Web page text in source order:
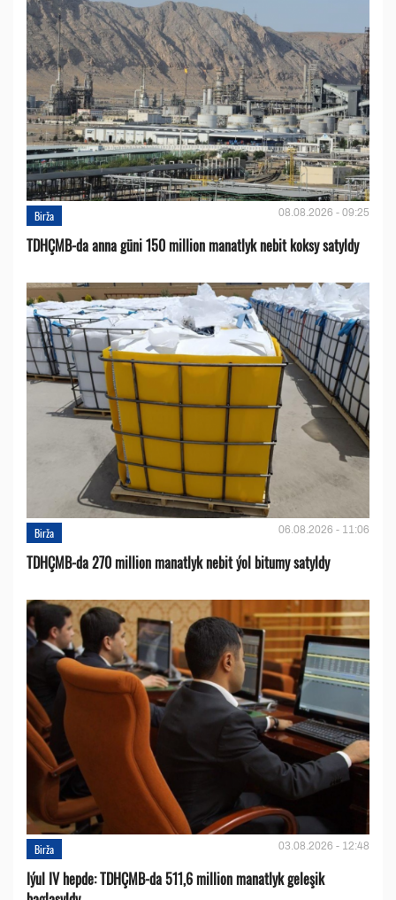
Birža 08.08.2026 - 09:25
TDHÇMB-da anna güni 150 million manatlyk nebit koksy satyldy
Birža 06.08.2026 - 11:06
TDHÇMB-da 270 million manatlyk nebit ýol bitumy satyldy
Birža 03.08.2026 - 12:48
Iýul IV hepde: TDHÇMB-da 511,6 million manatlyk geleşik